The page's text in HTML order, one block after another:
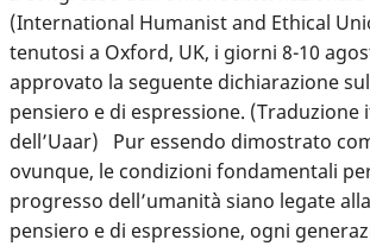
(International Humanist and Ethical
tenutosi a Oxford, UK, i giorni 8-10
approvato la seguente dichiarazione
pensiero e di espressione. (Traduzione
dell’Uaar) Pur essendo dimostrato
ovunque, le condizioni fondamentali
progresso dell’umanità siano legate
pensiero e di espressione, ogni